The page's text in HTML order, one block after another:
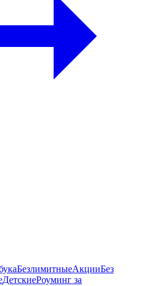
БезлимитныеАкцииБез
ДетскиеРоуминг за